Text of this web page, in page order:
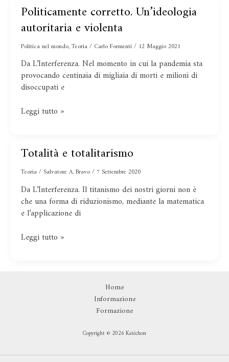
Politicamente corretto. Un’ideologia
autoritaria e violenta
Politica nel mondo,Teoria/ Carlo Formenti/ 12 Maggio 2021
Da L’Interferenza. Nel momento in cui la pandemia sta
provocando centinaia di migliaia di morti e milioni di
disoccupati e
Politicamente
corretto.
Un’ideologia
autoritaria
e
violenta
Leggi tutto »
Totalità e totalitarismo
Teoria/ Salvatore A. Bravo/ 7 Settembre 2020
Da L’Interferenza. Il titanismo dei nostri giorni non è
che una forma di riduzionismo, mediante la matematica
e l’applicazione di
Totalità
totalitarismo
Leggi tutto »
Home
Informazione
Formazione
Copyright © 2026 Katéchon